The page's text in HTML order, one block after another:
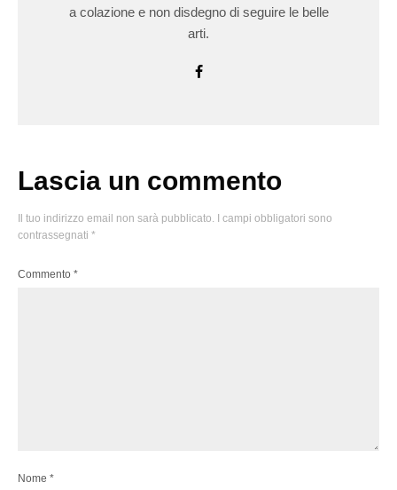
a colazione e non disdegno di seguire le belle
arti.
Lascia un commento
Il tuo indirizzo email non sarà pubblicato.
I campi obbligatori sono
contrassegnati *
Commento *
Nome *